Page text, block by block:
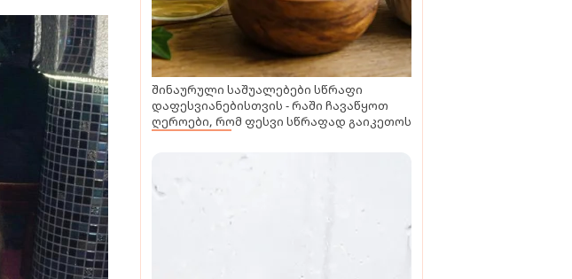
შინაურული საშუალებები სწრაფი
დაფესვიანებისთვის - რაში ჩავაწყოთ
ღეროები, რომ ფესვი სწრაფად გაიკეთოს